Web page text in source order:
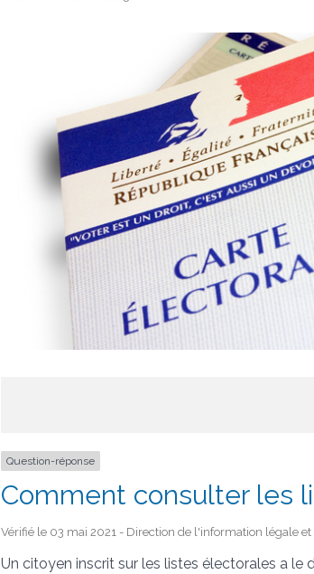
Question-réponse
Comment consulter les
Vérifié le 03 mai 2021 - Direction de l'information légale
Un citoyen inscrit sur les listes électorales a le